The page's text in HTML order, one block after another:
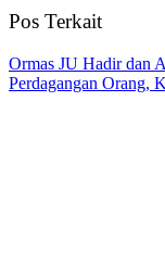
Pos Terkait
Ormas JU Hadir dan
Perdagangan Orang,